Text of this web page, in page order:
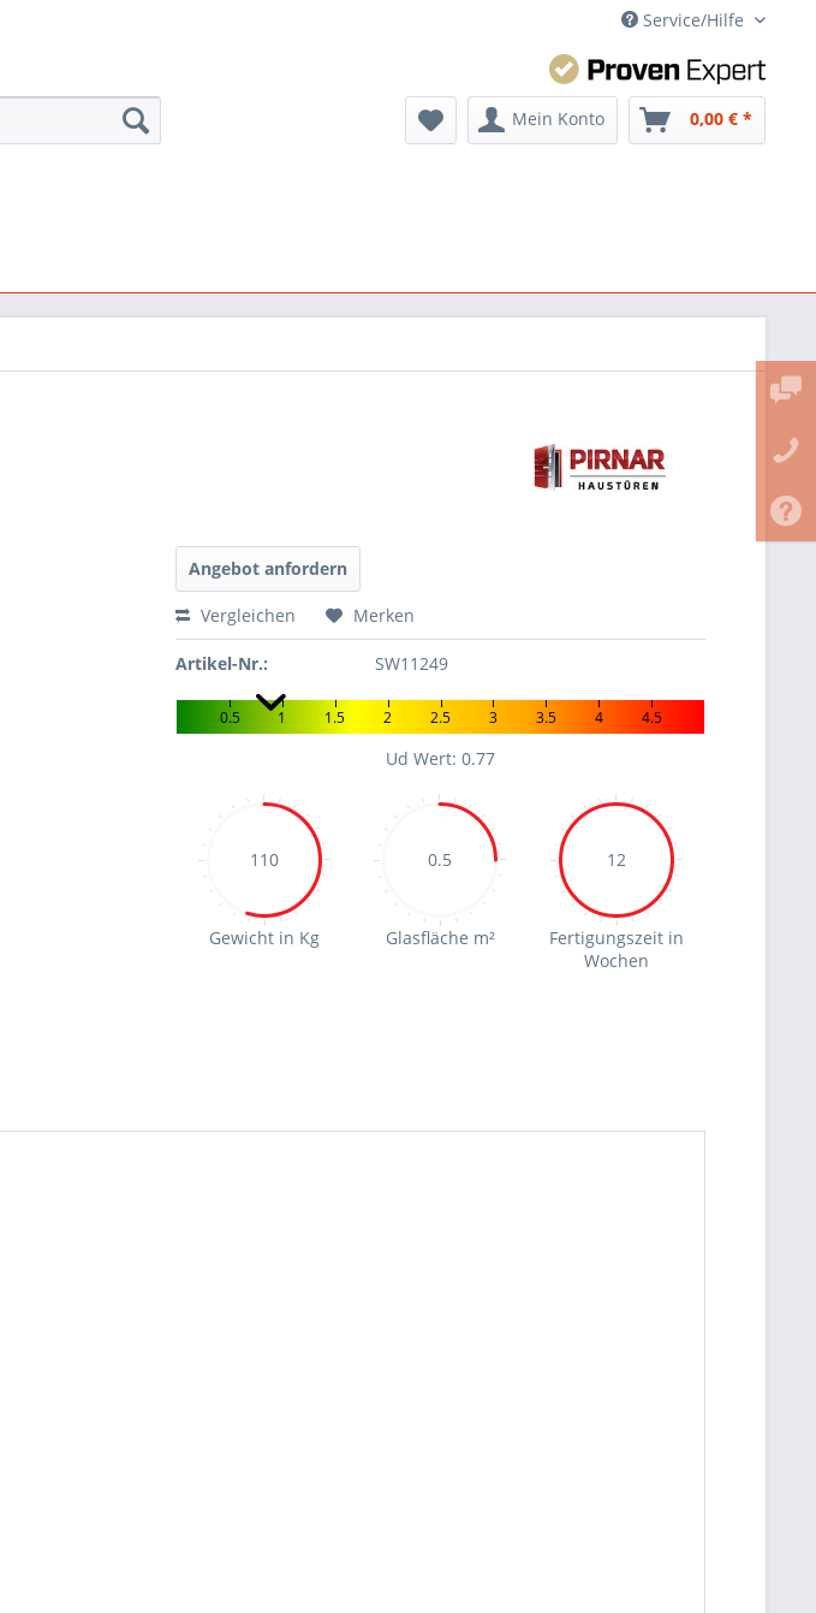
Service/Hilfe
Mein Konto 0,00 € *
Angebot anfordern
Vergleichen Merken
Artikel-Nr.: SW11249
0.5 1 1.5 2 2.5 3 3.5 4 4.5
Ud Wert: 0.77
110
Gewicht in Kg
0.5
Glasfläche m²
12
Fertigungszeit in
Wochen